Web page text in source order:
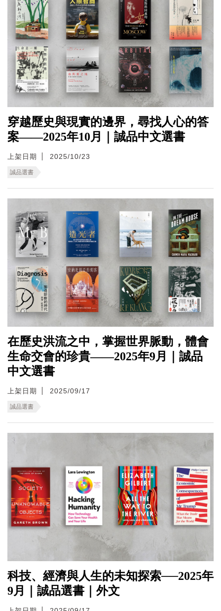
穿越歷史與現實的邊界，尋找人心的答
案——2025年10月｜誠品中文選書
上架日期 2025/10/23
誠品選書
在歷史洪流之中，掌握世界脈動，體會
生命交會的珍貴——2025年9月｜誠品
中文選書
上架日期 2025/09/17
誠品選書
科技、經濟與人生的未知探索──2025年
9月｜誠品選書｜外文